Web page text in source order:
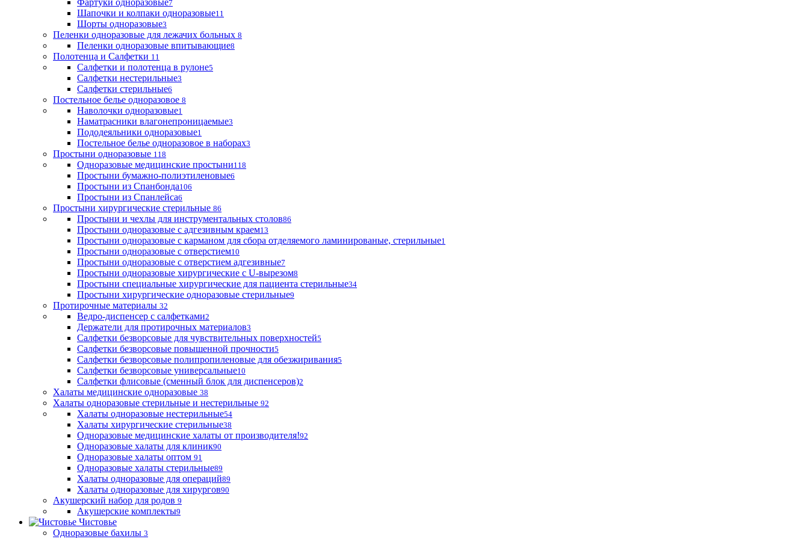
Фартуки одноразовые7
Шапочки и колпаки одноразовые11
Шорты одноразовые3
Пеленки одноразовые для лежачих больных 8
Пеленки одноразовые впитывающие8
Полотенца и Салфетки 11
Салфетки и полотенца в рулоне5
Салфетки нестерильные3
Салфетки стерильные6
Постельное белье одноразовое 8
Наволочки одноразовые1
Наматрасники влагонепроницаемые3
Пододеяльники одноразовые1
Постельное белье одноразовое в наборах3
Простыни одноразовые 118
Одноразовые медицинские простыни118
Простыни бумажно-полиэтиленовые6
Простыни из Спанбонда106
Простыни из Спанлейса6
Простыни хирургические стерильные 86
Простыни и чехлы для инструментальных столов86
Простыни одноразовые с адгезивным краем13
Простыни одноразовые с карманом для сбора отделяемого ламинированые, стерильные1
Простыни одноразовые с отверстием10
Простыни одноразовые с отверстием адгезивные7
Простыни одноразовые хирургические с U-вырезом8
Простыни специальные хирургические для пациента стерильные34
Простыни хирургические одноразовые стерильные9
Протирочные материалы 32
Ведро-диспенсер с салфетками2
Держатели для протирочных материалов3
Салфетки безворсовые для чувствительных поверхностей5
Салфетки безворсовые повышенной прочности5
Салфетки безворсовые полипропиленовые для обезжиривания5
Салфетки безворсовые универсальные10
Салфетки флисовые (сменный блок для диспенсеров)2
Халаты медицинские одноразовые 38
Халаты одноразовые стерильные и нестерильные 92
Халаты одноразовые нестерильные54
Халаты хирургические стерильные38
Одноразовые медицинские халаты от производителя!92
Одноразовые халаты для клиник90
Одноразовые халаты оптом 91
Одноразовые халаты стерильные89
Халаты одноразовые для операций89
Халаты одноразовые для хирургов90
Акушерский набор для родов 9
Акушерские комплекты9
Чистовье
Одноразовые бахилы 3